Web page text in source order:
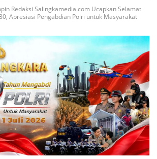
Redaksi Salingkamedia.com Ucapkan Selamat
Apresiasi Pengabdian Polri untuk Masyarakat